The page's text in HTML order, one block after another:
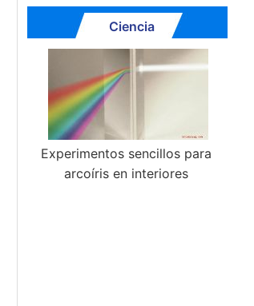
Ciencia
Experimentos sencillos para
arcoíris en interiores